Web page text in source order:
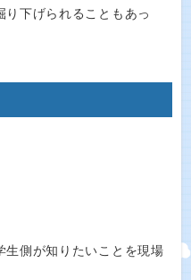
下げられることもあっ
生側が知りたいことを現場